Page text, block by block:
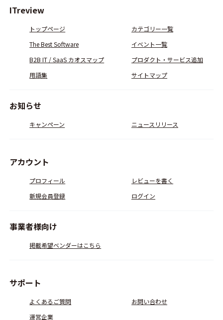
ITreview
トップページ
カテゴリー一覧
The Best Software
イベント一覧
B2B IT / SaaS カオスマップ
プロダクト・サービス追加
用語集
サイトマップ
お知らせ
キャンペーン ニュースリリース
アカウント
プロフィール
レビューを書く
新規会員登録
ログイン
事業者様向け
掲載希望ベンダーはこちら
サポート
よくあるご質問
お問い合わせ
運営企業